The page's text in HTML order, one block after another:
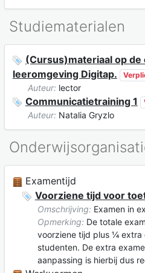
Studiematerialen
(Cursus)materiaal op
leeromgeving Digitap.
Auteur: lector
Communicatietraining 1
Auteur: Natalia Gryzlo
Examentijd
Voorziene tijd voor
Omschrijving: Examen in
Opmerking: De totale
voorziene tijd plus ¼ extra
studenten. De extra
aanpassing is hierbij dus